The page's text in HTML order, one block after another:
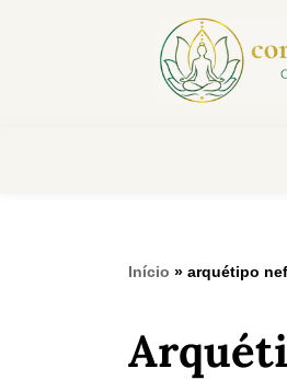
Início » arquétipo